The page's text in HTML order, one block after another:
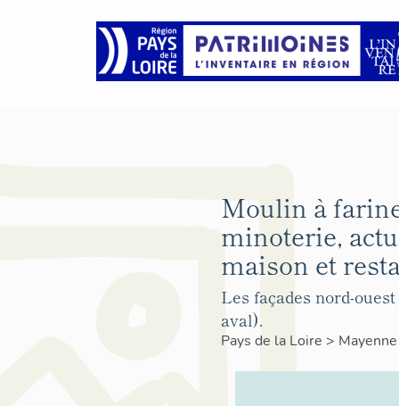
Moulin à
minoterie,
maison et
Les façades nord-
aval).
Pays de la Loire >